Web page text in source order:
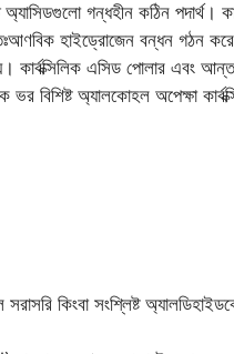
গন্ধহীন কঠিন পদার্থ।
হাইড্রোজেন বন্ধন গঠন করে
কার্বক্সিলিক এসিড পোলার এবং
বিশিষ্ট অ্যালকোহল অপেক্ষা
কিংবা সংশ্লিষ্ট